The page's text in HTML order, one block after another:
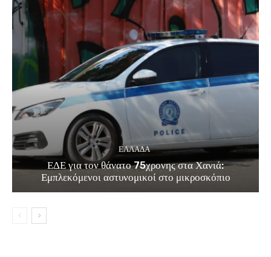
ΕΛΛΑΔΑ
ΕΔΕ για τον θάνατο 75χρονης στα Χανιά:
Εμπλεκόμενοι αστυνομικοί στο μικροσκόπιο